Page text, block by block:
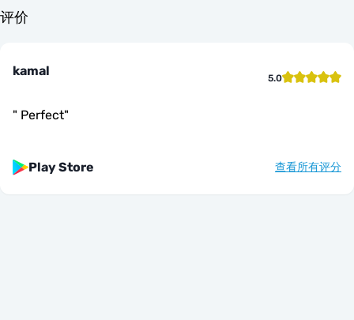
评价
kamal 5.0
" Perfect"
Play Store 查看所有评分